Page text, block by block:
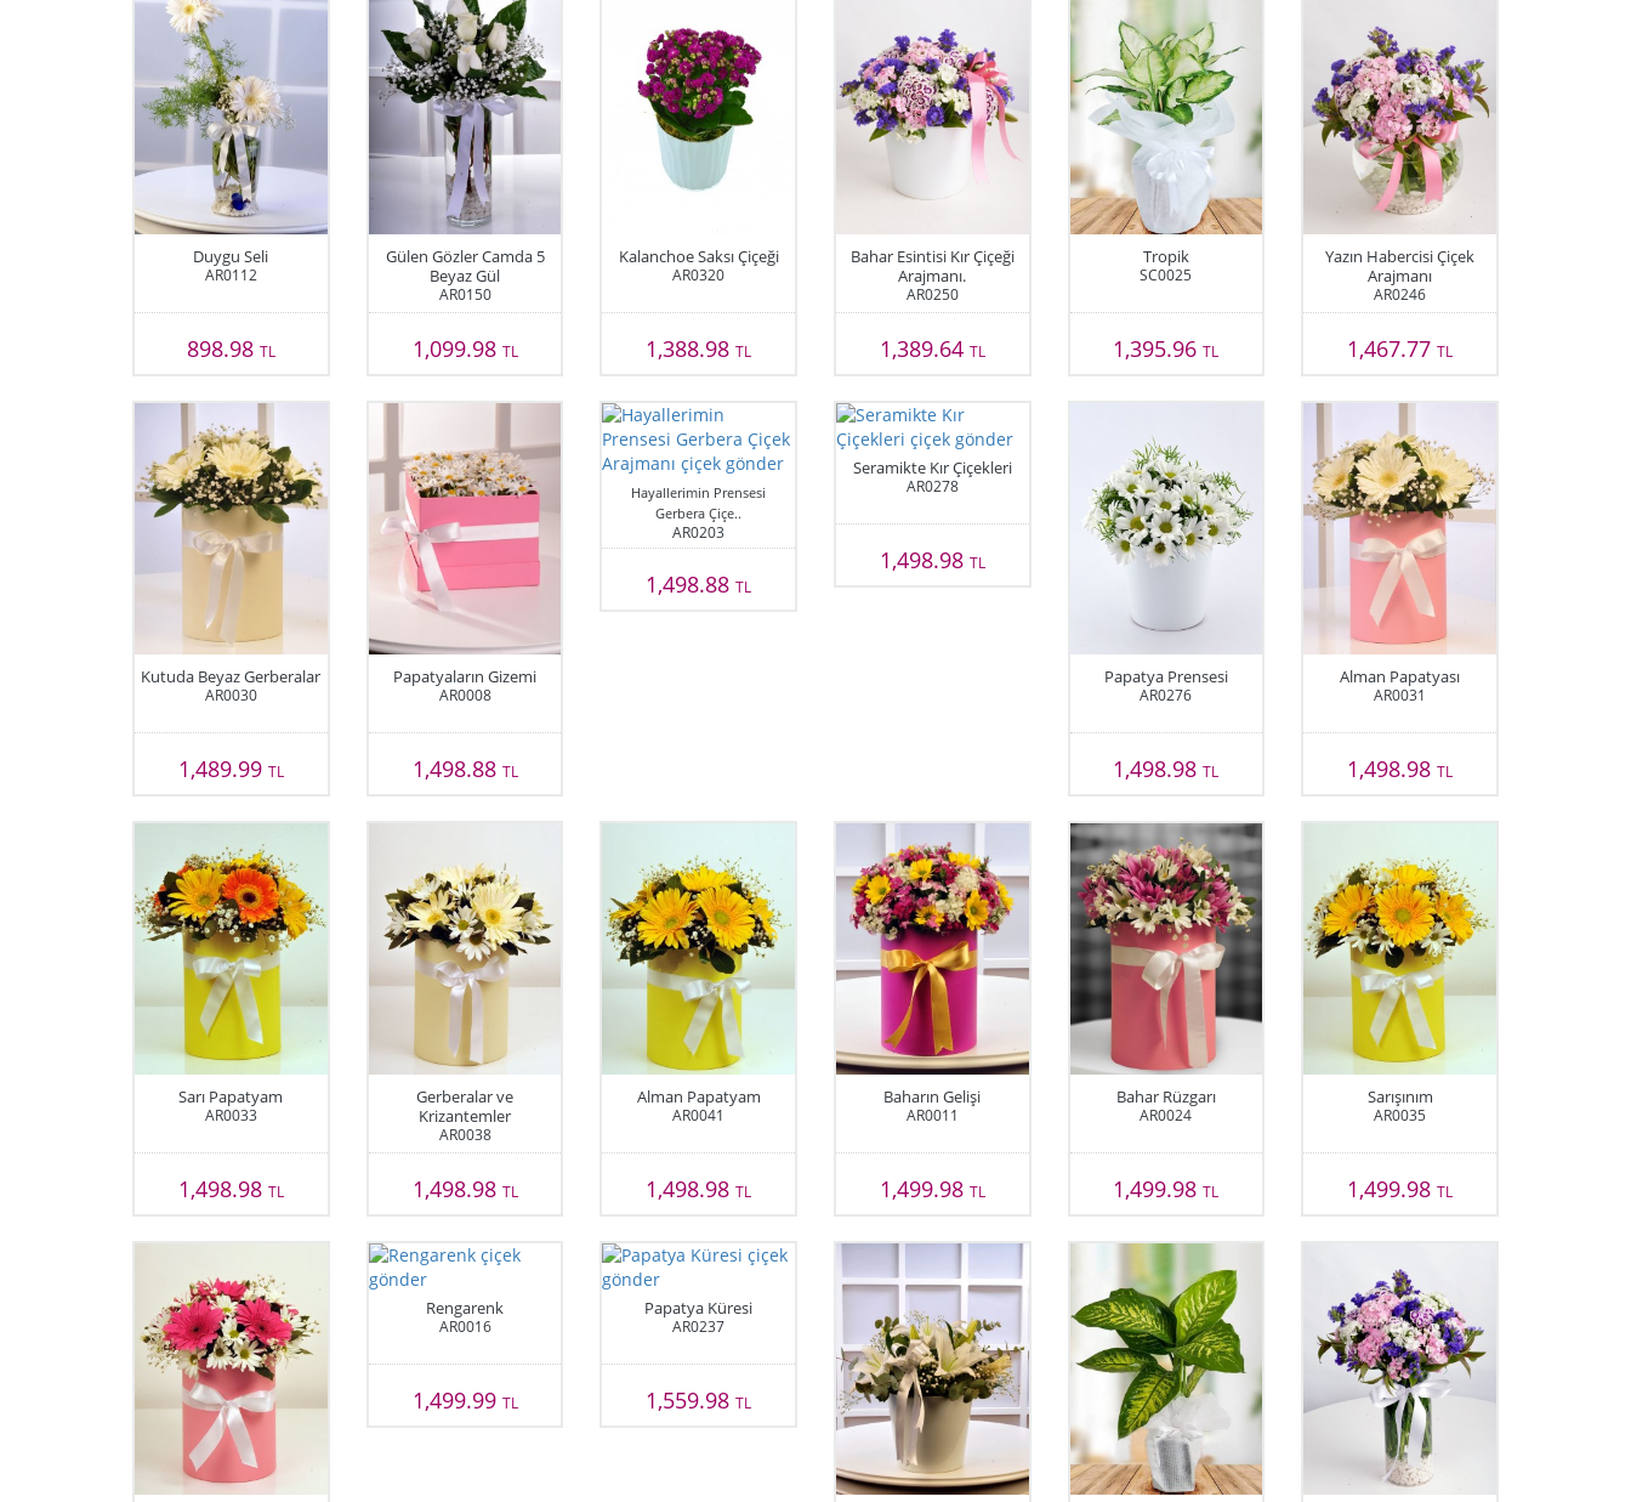
Duygu Seli
AR0112
898.98 TL
Gülen Gözler Camda 5
Beyaz Gül
AR0150
1,099.98 TL
Kalanchoe Saksı Çiçeği
AR0320
1,388.98TL
Bahar Esintisi Kır Çiçeği
Arajmanı.
AR0250
1,389.64 TL
Tropik
SC0025
1,395.96TL
Yazın Habercisi Çiçek
Arajmanı
AR0246
1,467.77TL
Kutuda Beyaz Gerberalar
AR0030
1,489.99 TL
Papatyaların Gizemi
AR0008
1,498.88 TL
Hayallerimin Prensesi
Gerbera Çiçe..
AR0203
1,498.88TL
Seramikte Kır Çiçekleri
AR0278
1,498.98 TL
Papatya Prensesi
AR0276
1,498.98TL
Alman Papatyası
AR0031
1,498.98TL
Sarı Papatyam
AR0033
1,498.98 TL
Gerberalar ve
Krizantemler
AR0038
1,498.98 TL
Alman Papatyam
AR0041
1,498.98TL
Baharın Gelişi
AR0011
1,499.98 TL
Bahar Rüzgarı
AR0024
1,499.98TL
Sarışınım
AR0035
1,499.98TL
Rengarenk
AR0016
1,499.99 TL
Papatya Küresi
AR0237
1,559.98TL